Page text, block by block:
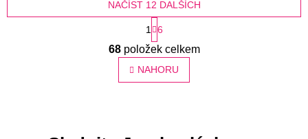
O
v
l
NAČÍST 12 DALŠÍCH
S
t
r
á
n
1 6
68položek celkem
NAHORU